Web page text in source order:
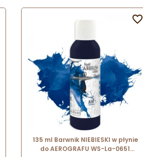
135 ml Barwnik NIEBIESKI w płynie
do AEROGRAFU WS-La-0651
